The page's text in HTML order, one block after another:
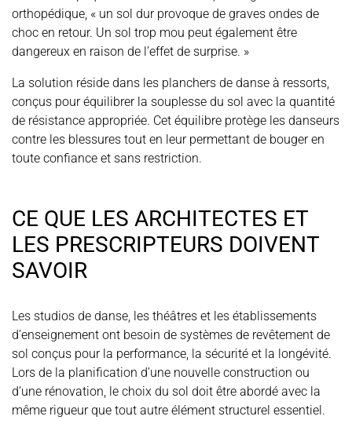
orthopédique, « un sol dur provoque de graves ondes de
choc en retour. Un sol trop mou peut également être
dangereux en raison de l’effet de surprise. »
La solution réside dans les planchers de danse à ressorts,
conçus pour équilibrer la souplesse du sol avec la quantité
de résistance appropriée. Cet équilibre protège les danseurs
contre les blessures tout en leur permettant de bouger en
toute confiance et sans restriction.
CE QUE LES ARCHITECTES ET
LES PRESCRIPTEURS DOIVENT
SAVOIR
Les studios de danse, les théâtres et les établissements
d’enseignement ont besoin de systèmes de revêtement de
sol conçus pour la performance, la sécurité et la longévité.
Lors de la planification d’une nouvelle construction ou
d’une rénovation, le choix du sol doit être abordé avec la
même rigueur que tout autre élément structurel essentiel.